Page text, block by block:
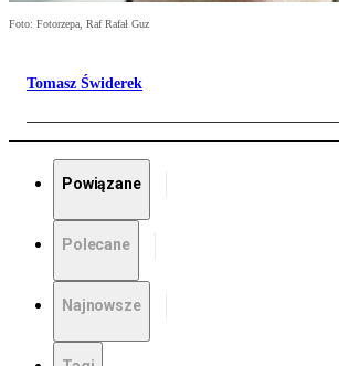
Foto: Fotorzepa, Raf Rafał Guz
Tomasz Świderek
Powiązane
Polecane
Najnowsze